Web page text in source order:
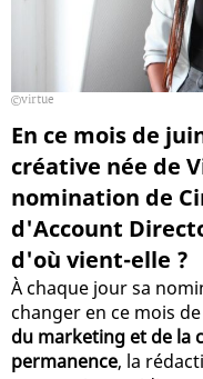
virtue
En ce mois de
créative née de
nomination de
d'Account
d'où vient-elle ?
À chaque jour sa
changer en ce mois
du marketing et de la
permanence, la